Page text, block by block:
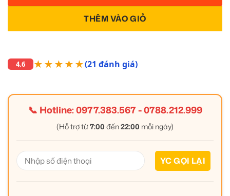
THÊM VÀO GIỎ
4.6 ★★★★★(21 đánh giá)
📞 Hotline:0977.383.567-0788.212.999
(Hỗ trợ từ7:00 đến22:00 mỗi ngày)